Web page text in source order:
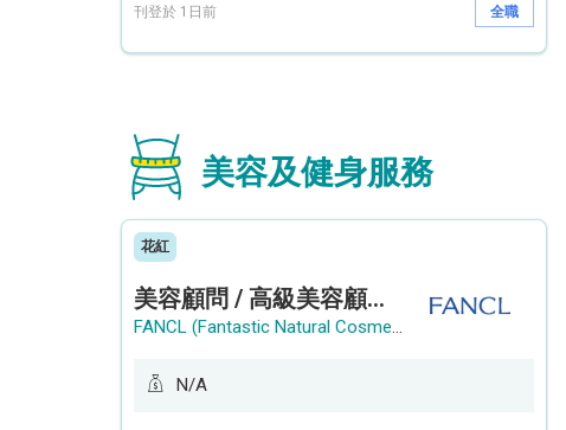
刊登於 1日前 全職
美容及健身服務
花紅
美容顧問 / 高級美容顧問 (Beauty Consultant / Senior Beauty Consultant)
FANCL (Fantastic Natural Cosmetics Limited)
N/A